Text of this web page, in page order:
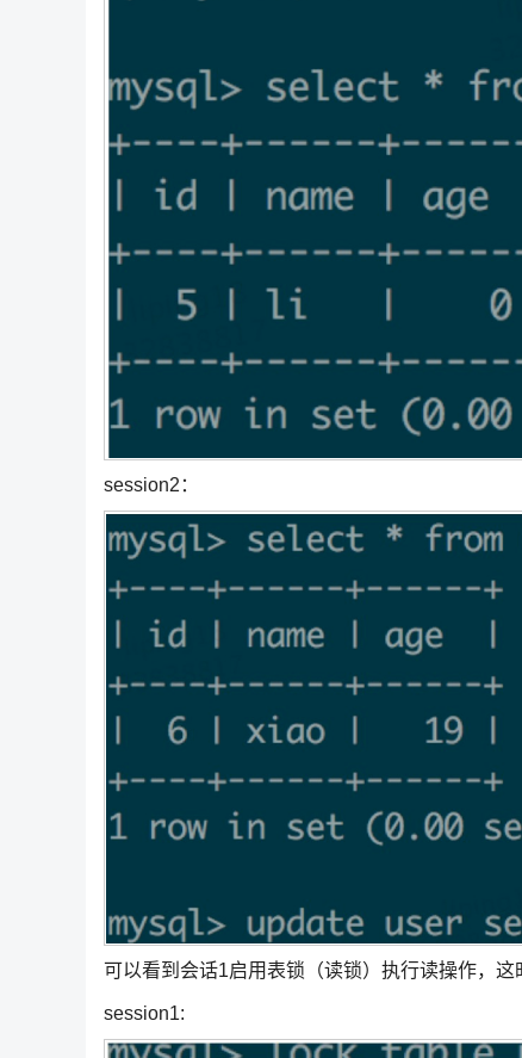
session2：
可以看到会话1启用表锁（读锁）执行读操作，
session1: